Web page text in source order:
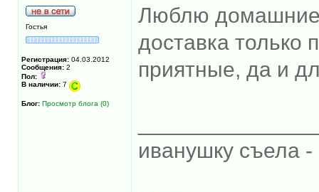
Гостья
Регистрация: 04.03.2012
Сообщения: 2
Пол:
В наличии: 7
Блог: Просмотр блога (0)
Люблю домашние
доставка только
приятные, да и
иванушку съела -